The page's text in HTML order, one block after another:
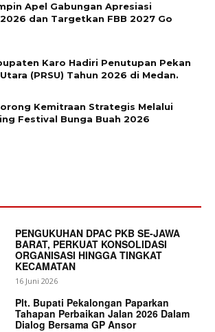
Apel Gabungan Apresiasi
dan Targetkan FBB 2027 Go
Karo Hadiri Penutupan Pekan
(PRSU) Tahun 2026 di Medan.
Kemitraan Strategis Melalui
Festival Bunga Buah 2026
PENGUKUHAN DPAC PKB SE-JAWA
BARAT, PERKUAT KONSOLIDASI
ORGANISASI HINGGA TINGKAT
KECAMATAN
16 Juni 2026
Plt. Bupati Pekalongan Paparkan
Tahapan Perbaikan Jalan 2026 Dalam
Dialog Bersama GP Ansor